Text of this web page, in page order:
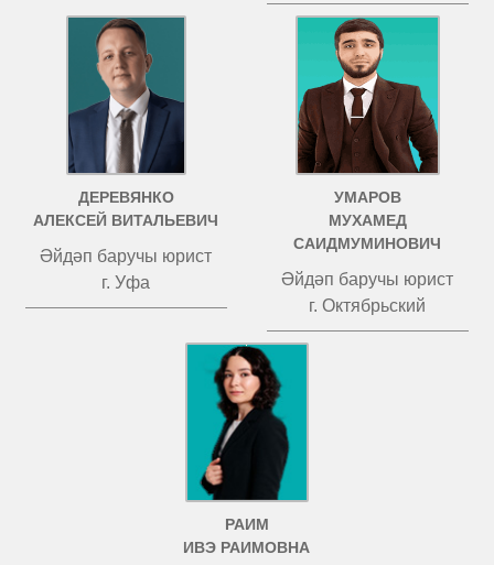
ДЕРЕВЯНКО
АЛЕКСЕЙ ВИТАЛЬЕВИЧ
Әйдәп баручы юрист
г. Уфа
УМАРОВ
МУХАМЕД
САИДМУМИНОВИЧ
Әйдәп баручы юрист
г. Октябрьский
РАИМ
ИВЭ РАИМОВНА